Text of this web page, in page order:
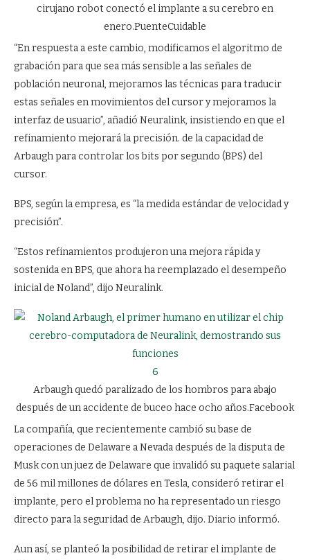
cirujano robot conectó el implante a su cerebro en
enero.PuenteCuidable
“En respuesta a este cambio, modificamos el algoritmo de
grabación para que sea más sensible a las señales de
población neuronal, mejoramos las técnicas para traducir
estas señales en movimientos del cursor y mejoramos la
interfaz de usuario”, añadió Neuralink, insistiendo en que el
refinamiento mejorará la precisión. de la capacidad de
Arbaugh para controlar los bits por segundo (BPS) del
cursor.
BPS, según la empresa, es “la medida estándar de velocidad y
precisión”.
“Estos refinamientos produjeron una mejora rápida y
sostenida en BPS, que ahora ha reemplazado el desempeño
inicial de Noland”, dijo Neuralink.
6
Arbaugh quedó paralizado de los hombros para abajo
después de un accidente de buceo hace ocho años.Facebook
La compañía, que recientemente cambió su base de
operaciones de Delaware a Nevadadespués de la disputa de
Musk con un juez de Delaware que invalidó su paquete salarial
de 56 mil millones de dólares en Tesla, consideró retirar el
implante, pero el problema no ha representado un riesgo
directo para la seguridad de Arbaugh, dijo. Diario informó.
Aun así, se planteó la posibilidad de retirar el implante de